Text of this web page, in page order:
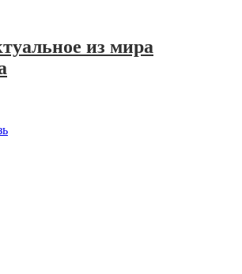
из мира